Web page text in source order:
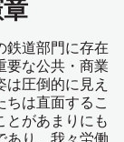
鉄道部門に存在
要な公共・商業
圧倒的に見え
は直面するこ
とがあまりにも
あり、我々労働